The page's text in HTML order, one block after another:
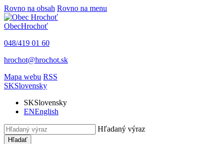
Rovno na obsah Rovno na menu
ObecHrochoť
048/419 01 60
hrochot@hrochot.sk
Mapa webu RSS
SKSlovensky
SKSlovensky
ENEnglish
Hľadaný výraz
Hľadať